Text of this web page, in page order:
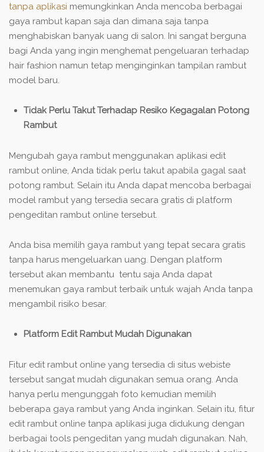
tanpa aplikasi memungkinkan Anda mencoba berbagai
gaya rambut kapan saja dan dimana saja tanpa
menghabiskan banyak uang di salon. Ini sangat berguna
bagi Anda yang ingin menghemat pengeluaran terhadap
hair fashion namun tetap menginginkan tampilan rambut
model baru.
Tidak Perlu Takut Terhadap Resiko Kegagalan Potong
Rambut
Mengubah gaya rambut menggunakan aplikasi edit
rambut online, Anda tidak perlu takut apabila gagal saat
potong rambut. Selain itu Anda dapat mencoba berbagai
model rambut yang tersedia secara gratis di platform
pengeditan rambut online tersebut.
Anda bisa memilih gaya rambut yang tepat secara gratis
tanpa harus mengeluarkan uang. Dengan platform
tersebut akan membantu tentu saja Anda dapat
menemukan gaya rambut terbaik untuk wajah Anda tanpa
mengambil risiko besar.
Platform Edit Rambut Mudah Digunakan
Fitur edit rambut online yang tersedia di situs webiste
tersebut sangat mudah digunakan semua orang. Anda
hanya perlu mengunggah foto kemudian memilih
beberapa gaya rambut yang Anda inginkan. Selain itu, fitur
edit rambut online tanpa aplikasi juga didukung dengan
berbagai tools pengeditan yang mudah digunakan. Nah,